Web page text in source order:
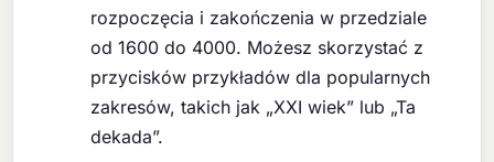
rozpoczęcia i zakończenia w przedziale
od 1600 do 4000. Możesz skorzystać z
przycisków przykładów dla popularnych
zakresów, takich jak „XXI wiek” lub „Ta
dekada”.